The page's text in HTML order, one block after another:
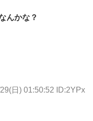
んかな？
日) 01:50:52 ID:2YPx